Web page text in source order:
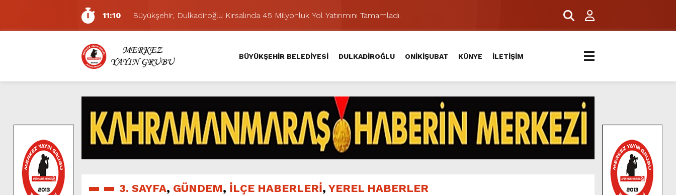
11:10
Büyükşehir, Dulkadiroğlu Kırsalında 45 Milyonluk Yol Yatırımını Tamamladı.
5:17
Uluslararası Bisiklet Yarışması’nda İkinci Etap Nefes Kesti.
5:15
Büyükşehir, Gazneliler Caddesi’nde Son Kat Asfalt Serimini Sürdürüyor.
6:54
Büyükşehir, Dulkadiroğlu Hacı Murat Caddesi’ni Asfalta Hazırlıyor.
6:53
Büyükşehir’den Dulkadiroğlu Kırsalına Değer Katan Yol Yatırımı.
6:50
Geleneksel Ağustos Fuarı’nda Eğlence ve Nostalji Bir Aradaydı.
6:48
Tevfik Kadıoğlu Kavşağı Yeni Düzenlemeyle Daha Akıcı Hale Geliyor.
10:21
Dedublüman KAFUM’da Müzik Ziyafeti Yaşatacak.
16:31
Yeşilçam’ın Efsanesi Ağustos Fuarı’nda Hayat Bulacak
11:14
Pazarcık’ta Yollar Büyükşehir’le Yenileniyor.
BÜYÜKŞEHİR BELEDİYESİ DULKADİROĞLU ONİKİŞUBAT KÜNYE İLETİŞİM
3. SAYFA, GÜNDEM, İLÇE HABERLERİ, YEREL HABERLER